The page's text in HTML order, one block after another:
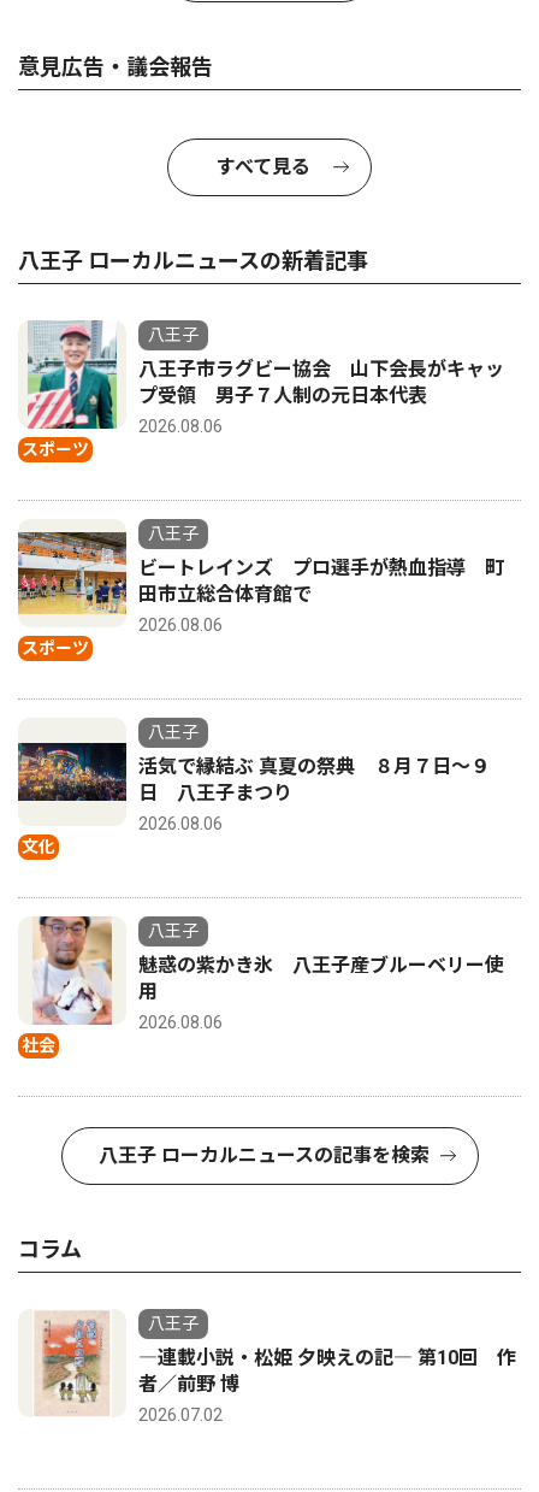
意見広告・議会報告
すべて見る
八王子 ローカルニュースの新着記事
スポーツ
八王子
八王子市ラグビー協会 山下会長がキャッ
プ受領 男子７人制の元日本代表
2026.08.06
スポーツ
八王子
ビートレインズ プロ選手が熱血指導 町
田市立総合体育館で
2026.08.06
文化
八王子
活気で縁結ぶ 真夏の祭典 ８月７日〜９
日 八王子まつり
2026.08.06
社会
八王子
魅惑の紫かき氷 八王子産ブルーベリー使
用
2026.08.06
八王子 ローカルニュースの記事を検索
コラム
八王子
―連載小説・松姫 夕映えの記― 第10回 作
者／前野 博
2026.07.02